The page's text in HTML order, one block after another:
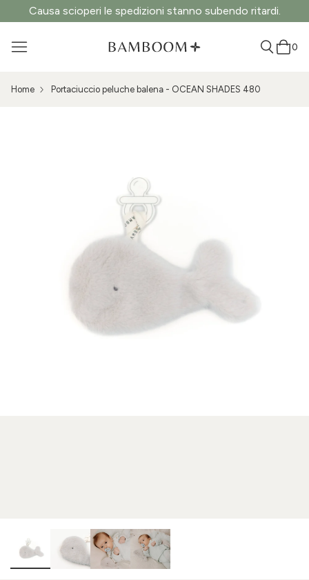
Causa scioperi le spedizioni stanno subendo ritardi.
0
Home Portaciuccio peluche balena - OCEAN SHADES 480